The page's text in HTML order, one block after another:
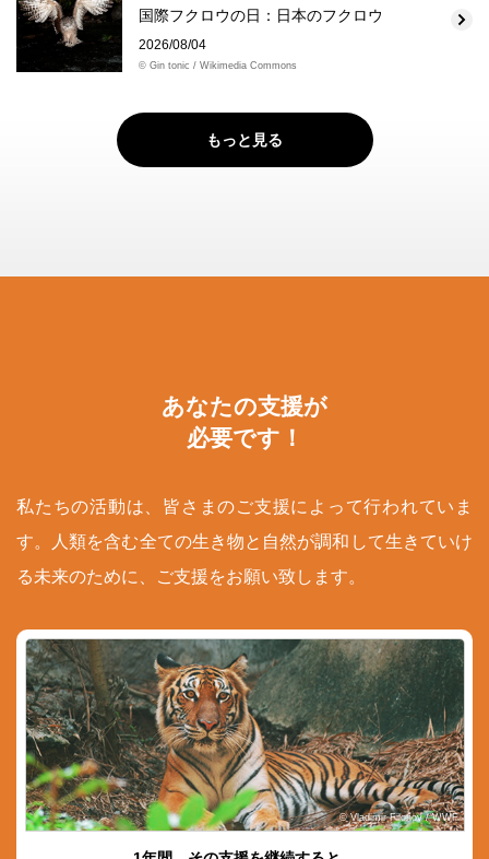
国際フクロウの日：日本のフクロウ
2026/08/04
© Gin tonic / Wikimedia Commons
もっと見る
あなたの支援が
必要です！
私たちの活動は、皆さまのご支援によって行われていま
す。人類を含む全ての生き物と自然が調和して生きていけ
る未来のために、ご支援をお願い致します。
© Vladimir Filonov / WWF